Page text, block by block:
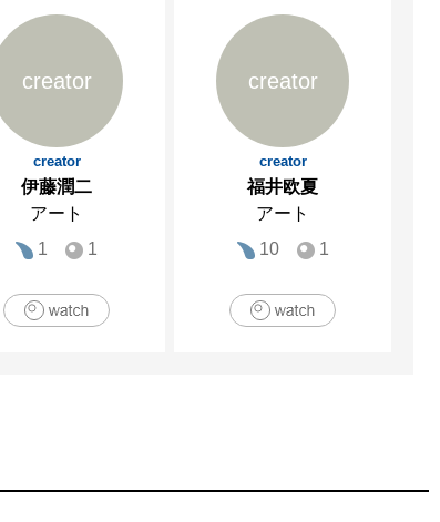
creator
creator
伊藤潤二
アート
1
1
creator
creator
福井欧夏
アート
10
1